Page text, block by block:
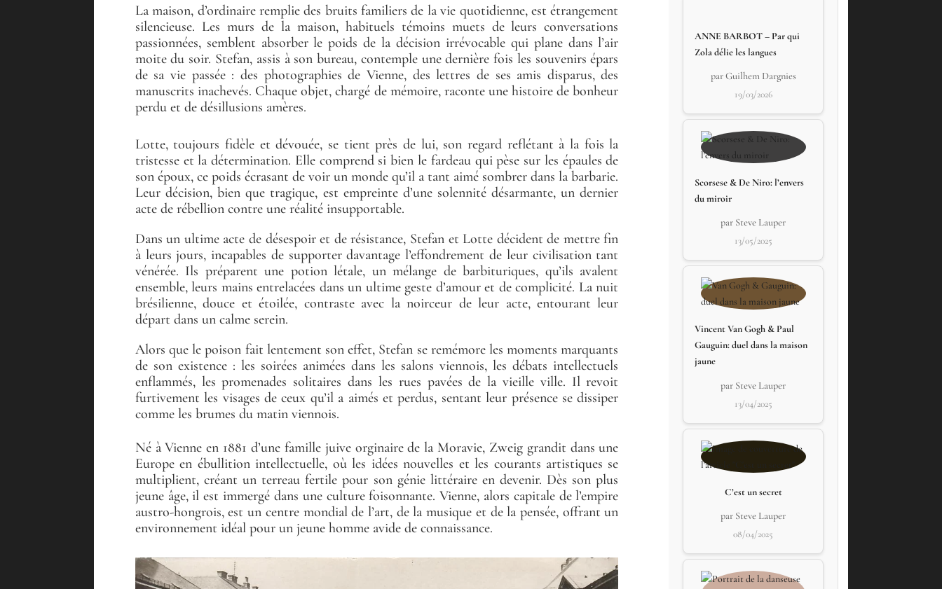
La maison, d’ordinaire remplie des bruits familiers de la vie quotidienne, est étrangement
silencieuse. Les murs de la maison, habituels témoins muets de leurs conversations
passionnées, semblent absorber le poids de la décision irrévocable qui plane dans l’air
moite du soir. Stefan, assis à son bureau, contemple une dernière fois les souvenirs épars
de sa vie passée : des photographies de Vienne, des lettres de ses amis disparus, des
manuscrits inachevés. Chaque objet, chargé de mémoire, raconte une histoire de bonheur
perdu et de désillusions amères.
Lotte, toujours fidèle et dévouée, se tient près de lui, son regard reflétant à la fois la
tristesse et la détermination. Elle comprend si bien le fardeau qui pèse sur les épaules de
son époux, ce poids écrasant de voir un monde qu’il a tant aimé sombrer dans la barbarie.
Leur décision, bien que tragique, est empreinte d’une solennité désarmante, un dernier
acte de rébellion contre une réalité insupportable.
Dans un ultime acte de désespoir et de résistance, Stefan et Lotte décident de mettre fin
à leurs jours, incapables de supporter davantage l’effondrement de leur civilisation tant
vénérée. Ils préparent une potion létale, un mélange de barbituriques, qu’ils avalent
ensemble, leurs mains entrelacées dans un ultime geste d’amour et de complicité. La nuit
brésilienne, douce et étoilée, contraste avec la noirceur de leur acte, entourant leur
départ dans un calme serein.
Alors que le poison fait lentement son effet, Stefan se remémore les moments marquants
de son existence : les soirées animées dans les salons viennois, les débats intellectuels
enflammés, les promenades solitaires dans les rues pavées de la vieille ville. Il revoit
furtivement les visages de ceux qu’il a aimés et perdus, sentant leur présence se dissiper
comme les brumes du matin viennois.
Né à Vienne en 1881 d’une famille juive orginaire de la Moravie, Zweig grandit dans une
Europe en ébullition intellectuelle, où les idées nouvelles et les courants artistiques se
multiplient, créant un terreau fertile pour son génie littéraire en devenir. Dès son plus
jeune âge, il est immergé dans une culture foisonnante. Vienne, alors capitale de l’empire
austro-hongrois, est un centre mondial de l’art, de la musique et de la pensée, offrant un
environnement idéal pour un jeune homme avide de connaissance.
ANNE BARBOT – Par qui
Zola délie les langues
par Guilhem Dargnies
19/03/2026
Scorsese & De Niro: l’envers
du miroir
par Steve Lauper
13/05/2025
Vincent Van Gogh & Paul
Gauguin: duel dans la maison
jaune
par Steve Lauper
13/04/2025
C’est un secret
par Steve Lauper
08/04/2025